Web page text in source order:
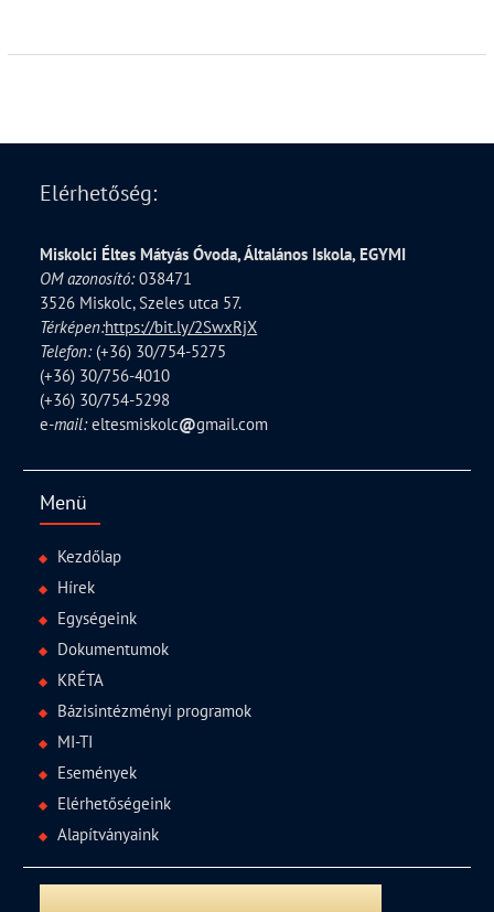
Elérhetőség:
Miskolci Éltes Mátyás Óvoda, Általános Iskola, EGYMI
OM azonosító:038471
3526 Miskolc, Szeles utca 57.
Térképen:https://bit.ly/2SwxRjX
Telefon:(+36) 30/754-5275
(+36) 30/756-4010
(+36) 30/754-5298
e-mail:eltesmiskolc@gmail.com
Menü
Kezdőlap
Hírek
Egységeink
Dokumentumok
KRÉTA
Bázisintézményi programok
MI-TI
Események
Elérhetőségeink
Alapítványaink